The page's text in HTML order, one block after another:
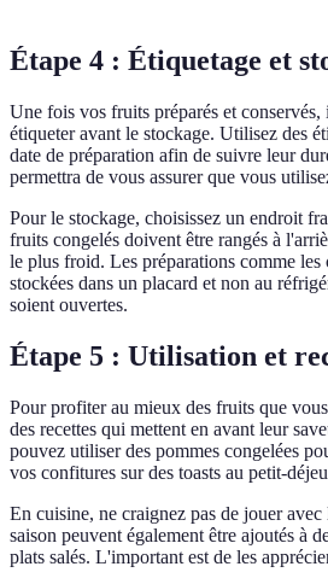
Étape 4 : Étiquetage et
Une fois vos fruits préparés et conservés,
étiqueter avant le stockage. Utilisez des
date de préparation afin de suivre leur
permettra de vous assurer que vous
Pour le stockage, choisissez un endroit
fruits congelés doivent être rangés à
le plus froid. Les préparations comme
stockées dans un placard et non au
soient ouvertes.
Étape 5 : Utilisation et
Pour profiter au mieux des fruits que
des recettes qui mettent en avant leur
pouvez utiliser des pommes congelées
vos confitures sur des toasts au petit-
En cuisine, ne craignez pas de jouer
saison peuvent également être ajoutés à
plats salés. L'important est de les